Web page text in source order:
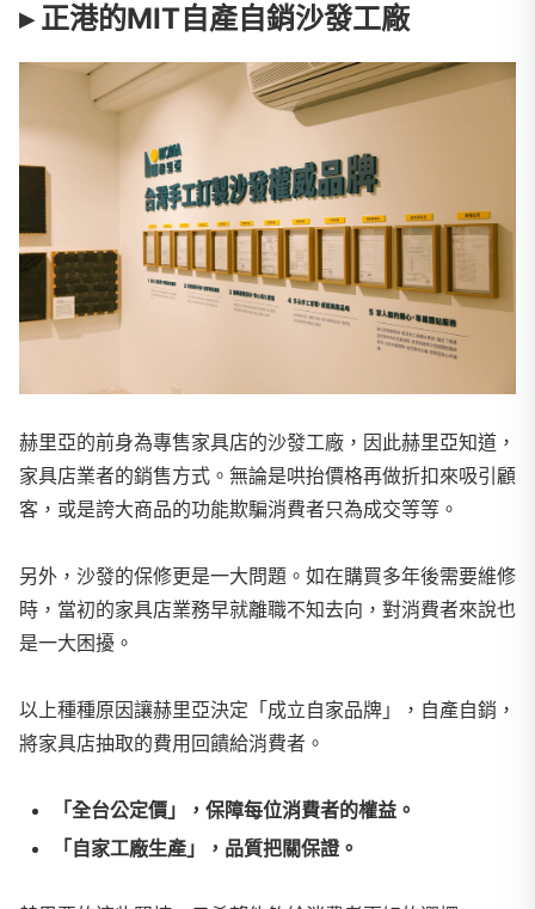
▸ 正港的MIT自產自銷沙發工廠
赫里亞的前身為專售家具店的沙發工廠，因此赫里亞知道，
家具店業者的銷售方式。無論是哄抬價格再做折扣來吸引顧
客，或是誇大商品的功能欺騙消費者只為成交等等。
另外，沙發的保修更是一大問題。如在購買多年後需要維修
時，當初的家具店業務早就離職不知去向，對消費者來說也
是一大困擾。
以上種種原因讓赫里亞決定「成立自家品牌」，自產自銷，
將家具店抽取的費用回饋給消費者。
「全台公定價」，保障每位消費者的權益。
「自家工廠生產」，品質把關保證。